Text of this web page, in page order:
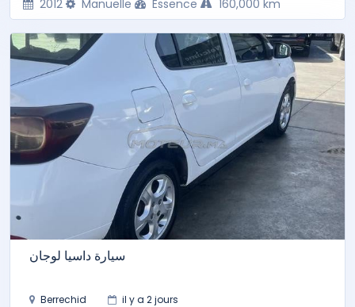
2012 Manuelle Essence 160,000 km
سيارة داسيا لوجان
Berrechid il y a 2 jours